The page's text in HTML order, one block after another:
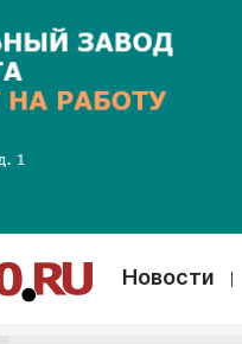
Новости